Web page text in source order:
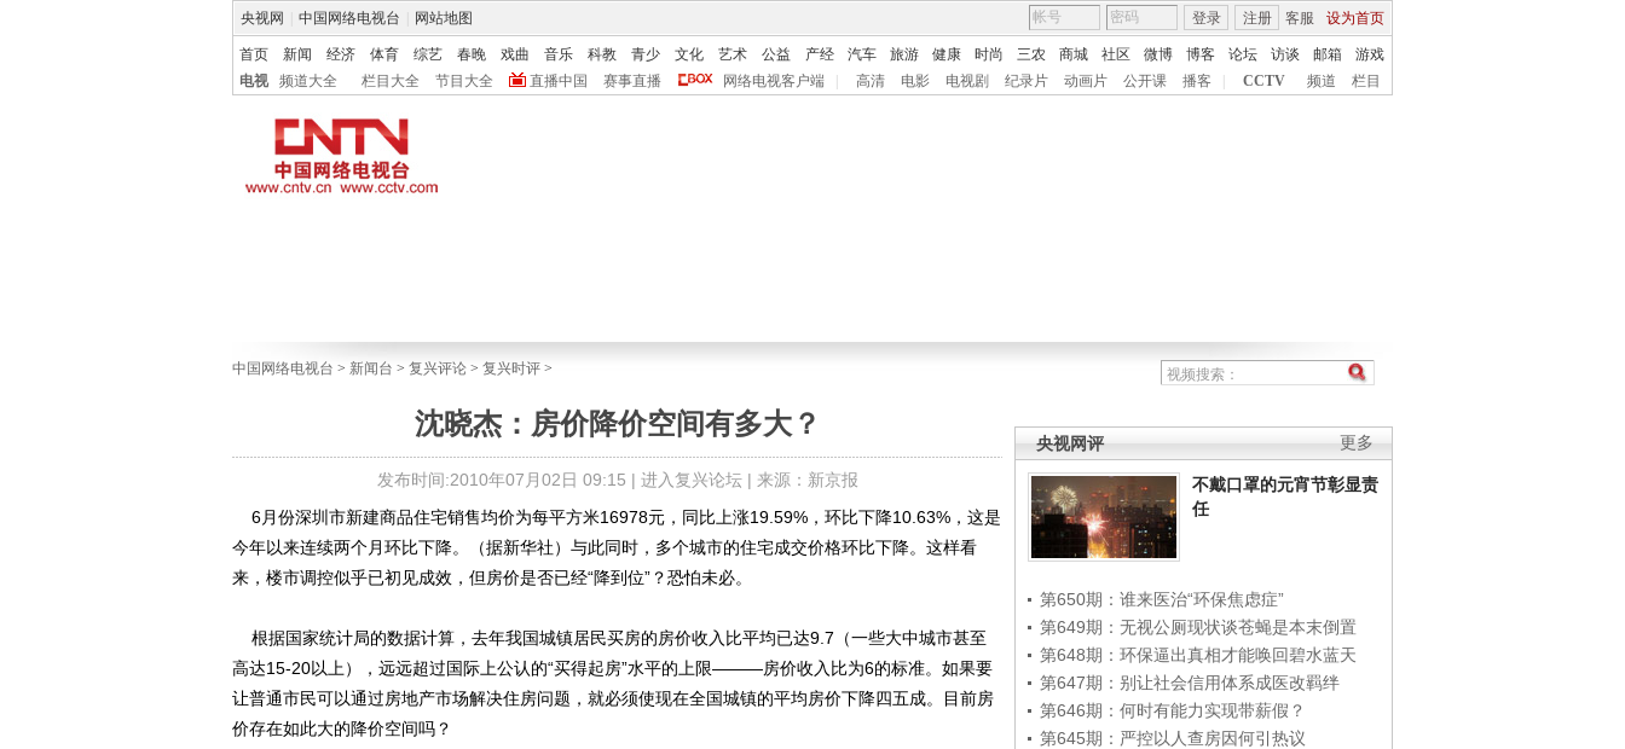
央视网 中国网络电视台 网站地图 客服 设为首页
登录 注册
首页 新闻 经济 体育 综艺 春晚 戏曲 音乐 科教 青少 文化 艺术 公益 产经 汽车 旅游 健康 时尚 三农 商城 社区 微博 博客 论坛 访谈 邮箱
游戏
电视
频道大全 栏目大全 节目大全 直播中国 赛事直播 网络电视客户端 高清 电影 电视剧 纪录片 动画片 公开课 播客 CCTV 频道 栏目
中国网络电视台 > 新闻台 > 复兴评论 > 复兴时评 >
沈晓杰：房价降价空间有多大？
发布时间:2010年07月02日 09:15 | 进入复兴论坛| 来源：新京报
更多
央视网评
不戴口罩的元宵节彰显责
任
第650期：谁来医治“环保焦虑症”
第649期：无视公厕现状谈苍蝇是本末倒置
第648期：环保逼出真相才能唤回碧水蓝天
第647期：别让社会信用体系成医改羁绊
第646期：何时有能力实现带薪假？
第645期：严控以人查房因何引热议
6月份深圳市新建商品住宅销售均价为每平方米16978元，同比上涨19.59%，环比下降10.63%，这是
今年以来连续两个月环比下降。（据新华社）与此同时，多个城市的住宅成交价格环比下降。这样看
来，楼市调控似乎已初见成效，但房价是否已经“降到位”？恐怕未必。
根据国家统计局的数据计算，去年我国城镇居民买房的房价收入比平均已达9.7（一些大中城市甚至
高达15-20以上），远远超过国际上公认的“买得起房”水平的上限———房价收入比为6的标准。如果要
让普通市民可以通过房地产市场解决住房问题，就必须使现在全国城镇的平均房价下降四五成。目前房
价存在如此大的降价空间吗？